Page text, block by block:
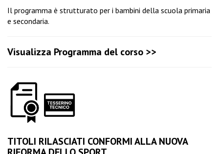
Il programma è strutturato per i bambini della scuola primaria
e secondaria.
Visualizza Programma del corso >>
TITOLI RILASCIATI CONFORMI ALLA NUOVA